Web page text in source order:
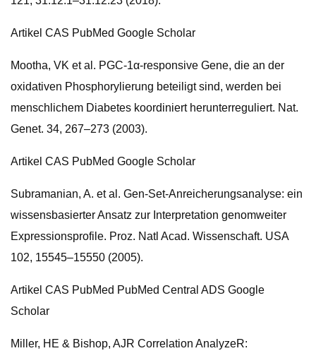
Artikel CAS PubMed Google Scholar
Mootha, VK et al. PGC-1α-responsive Gene, die an der
oxidativen Phosphorylierung beteiligt sind, werden bei
menschlichem Diabetes koordiniert herunterreguliert. Nat.
Genet. 34, 267–273 (2003).
Artikel CAS PubMed Google Scholar
Subramanian, A. et al. Gen-Set-Anreicherungsanalyse: ein
wissensbasierter Ansatz zur Interpretation genomweiter
Expressionsprofile. Proz. Natl Acad. Wissenschaft. USA
102, 15545–15550 (2005).
Artikel CAS PubMed PubMed Central ADS Google
Scholar
Miller, HE & Bishop, AJR Correlation AnalyzeR: